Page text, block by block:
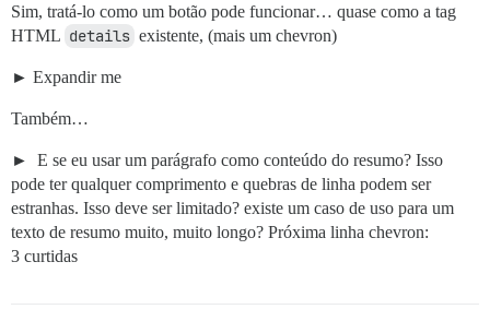
Sim, tratá-lo como um botão pode funcionar… quase como a tag
HTML details existente, (mais um chevron)
Expandir me
Também…
E se eu usar um parágrafo como conteúdo do resumo? Isso
pode ter qualquer comprimento e quebras de linha podem ser
estranhas. Isso deve ser limitado? existe um caso de uso para um
texto de resumo muito, muito longo? Próxima linha chevron:
3 curtidas